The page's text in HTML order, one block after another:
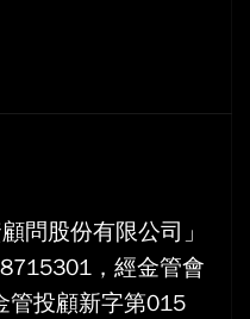
問股份有限公司」
，經金管會
管投顧新字第015